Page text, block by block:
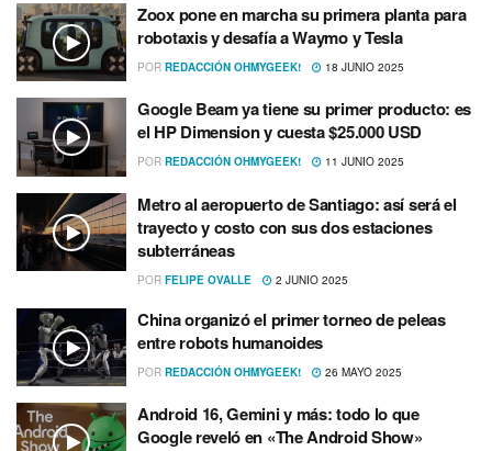
Zoox pone en marcha su primera planta para
robotaxis y desafía a Waymo y Tesla
POR REDACCIÓN OHMYGEEK! 18 JUNIO 2025
Google Beam ya tiene su primer producto: es
el HP Dimension y cuesta $25.000 USD
POR REDACCIÓN OHMYGEEK! 11 JUNIO 2025
Metro al aeropuerto de Santiago: así será el
trayecto y costo con sus dos estaciones
subterráneas
POR FELIPE OVALLE 2 JUNIO 2025
China organizó el primer torneo de peleas
entre robots humanoides
POR REDACCIÓN OHMYGEEK! 26 MAYO 2025
Android 16, Gemini y más: todo lo que
Google reveló en «The Android Show»